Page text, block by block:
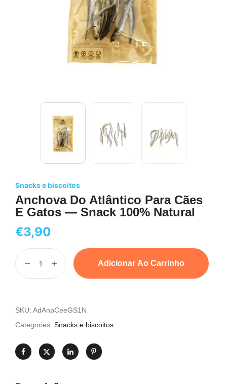
Snacks e biscoitos
Anchova Do Atlântico Para Cães
E Gatos — Snack 100% Natural
€3,90
Adicionar Ao Carrinho
SKU: AdAnpCeeGS1N
Categories: Snacks e biscoitos